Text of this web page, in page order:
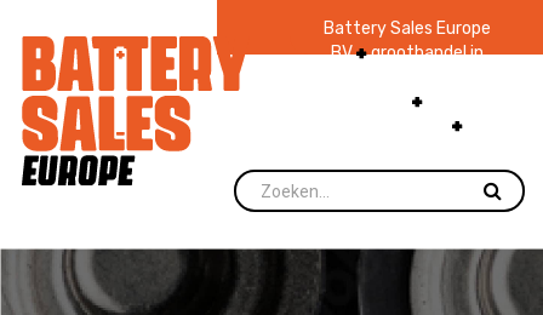
Battery Sales Europe
BV groothandel in
zaklampen Ruim 48
jaar ervaring
voorraad.